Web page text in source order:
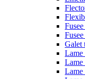
Galet
Lame
Lame
Lame